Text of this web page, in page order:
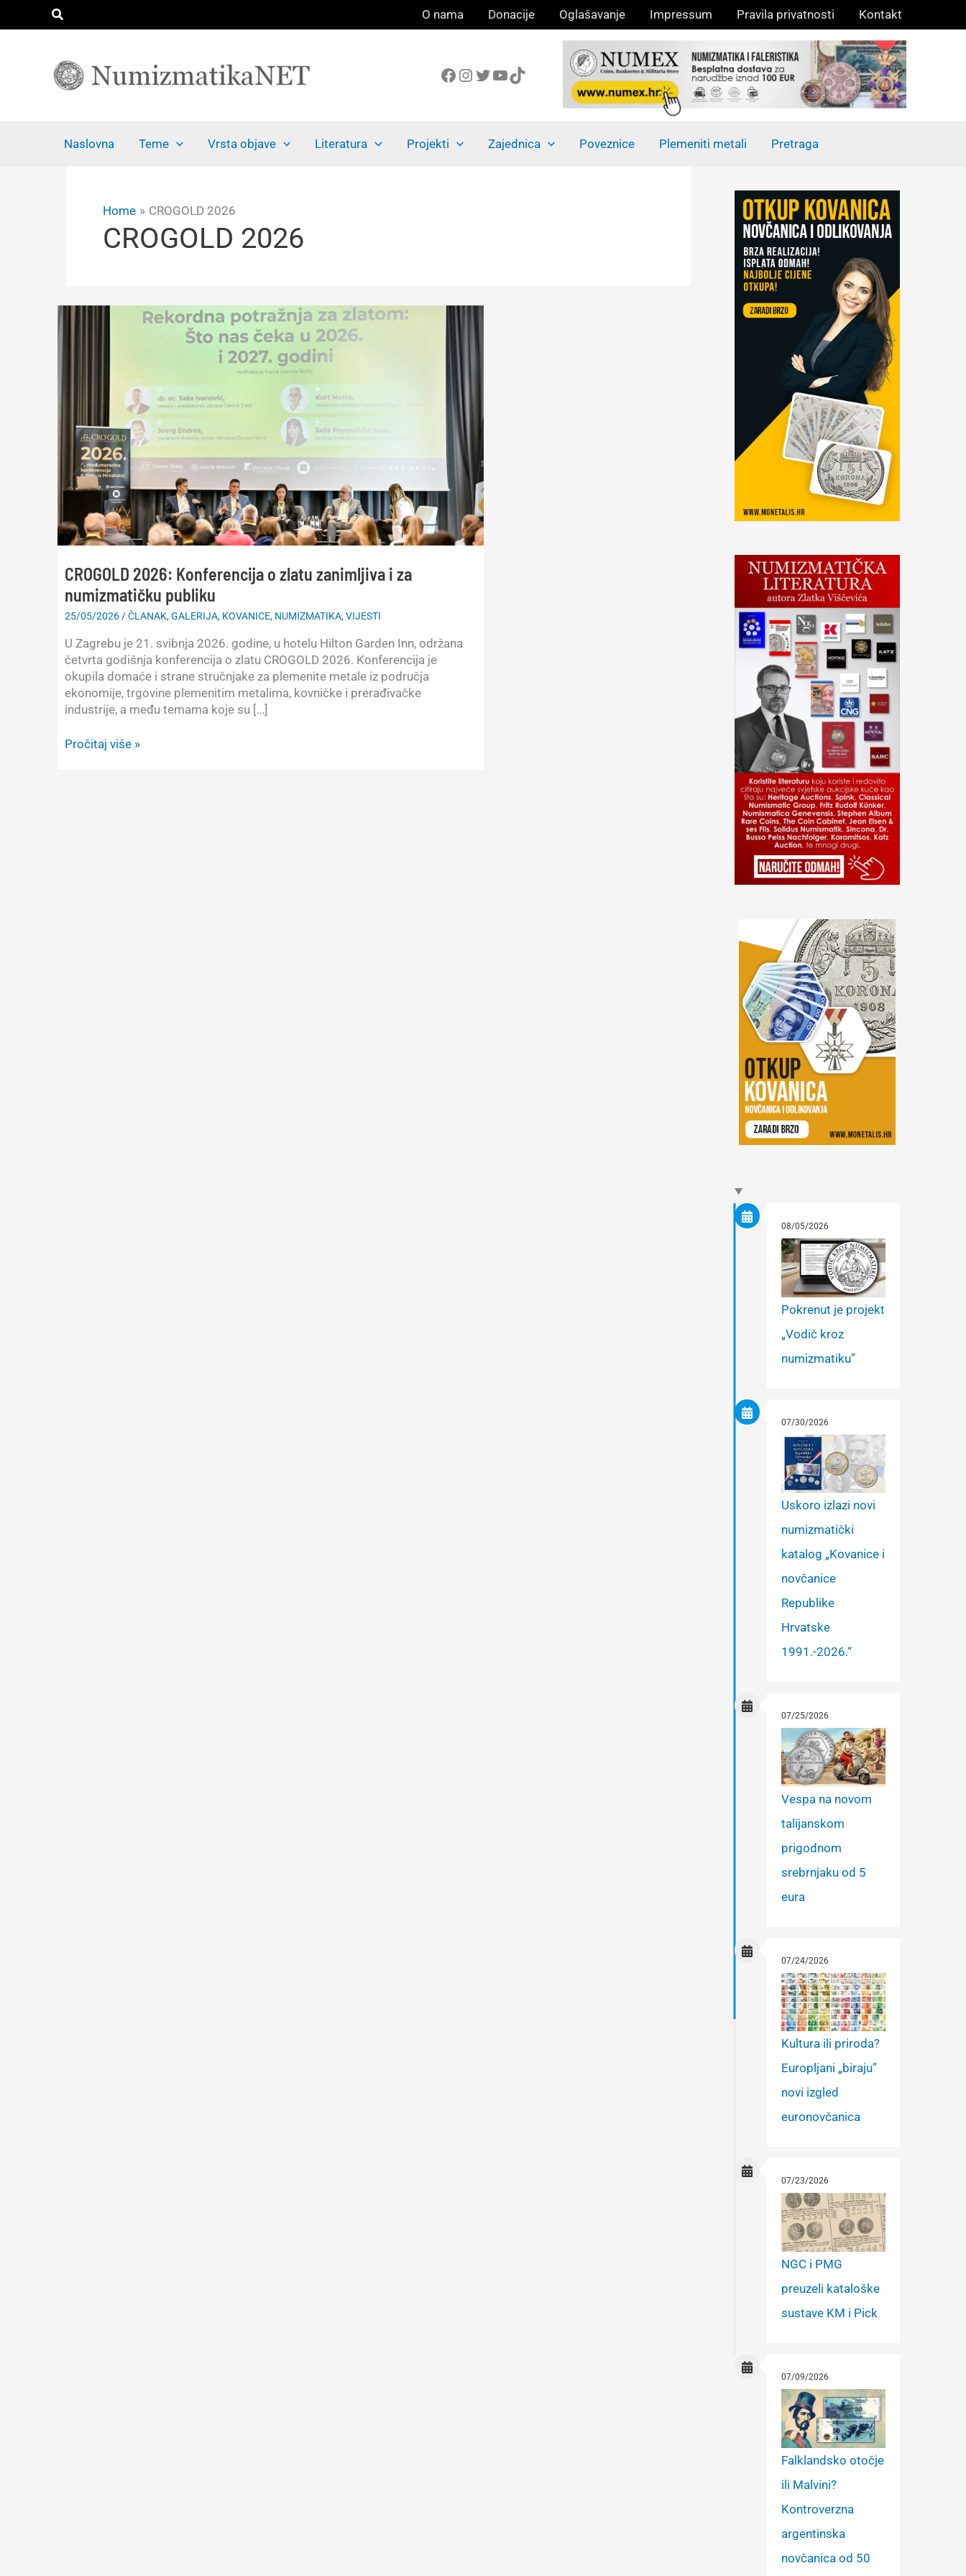
Search O nama Donacije Oglašavanje Impressum Pravila privatnosti Kontakt
Facebook
Instagram
Twitter
YouTube
TikTok
Naslovna Teme Vrsta objave Literatura Projekti Zajednica Poveznice Plemeniti metali Pretraga
Home CROGOLD 2026
CROGOLD 2026
CROGOLD 2026: Konferencija o zlatu zanimljiva i za
numizmatičku publiku
25/05/2026 /ČLANAK,GALERIJA, KOVANICE, NUMIZMATIKA,VIJESTI
U Zagrebu je 21. svibnja 2026. godine, u hotelu Hilton Garden Inn, održana
četvrta godišnja konferencija o zlatu CROGOLD 2026. Konferencija je
okupila domaće i strane stručnjake za plemenite metale iz područja
ekonomije, trgovine plemenitim metalima, kovničke i prerađivačke
industrije, a među temama koje su […]
CROGOLD
Pročitaj više »
08/05/2026
Pokrenut je projekt
„Vodič kroz
numizmatiku”
07/30/2026
Uskoro izlazi novi
numizmatički
katalog „Kovanice i
novčanice
Republike
Hrvatske
1991.-2026.“
07/25/2026
Vespa na novom
talijanskom
prigodnom
srebrnjaku od 5
eura
07/24/2026
Kultura ili priroda?
Europljani „biraju”
novi izgled
euronovčanica
07/23/2026
NGC i PMG
preuzeli kataloške
sustave KM i Pick
07/09/2026
Falklandsko otočje
ili Malvini?
Kontroverzna
argentinska
novčanica od 50